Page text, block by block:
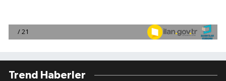
Trend Haberler